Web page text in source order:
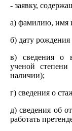
- заявку,
а) фамилию, имя
б) дату рождения
в) сведения о
ученой
наличии);
г) сведения о
д) сведения об
работать